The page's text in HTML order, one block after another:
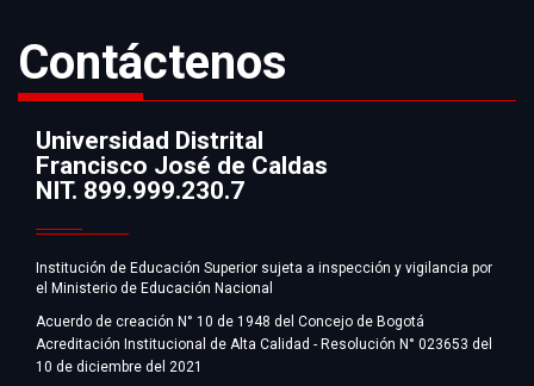
Contáctenos
Información
Universidad Distrital
Francisco José de Caldas
NIT. 899.999.230.7
Institución de Educación Superior sujeta a inspección y vigilancia por
el Ministerio de Educación Nacional
Acuerdo de creación N° 10 de 1948 del Concejo de Bogotá
Acreditación Institucional de Alta Calidad - Resolución N° 023653 del
10 de diciembre del 2021